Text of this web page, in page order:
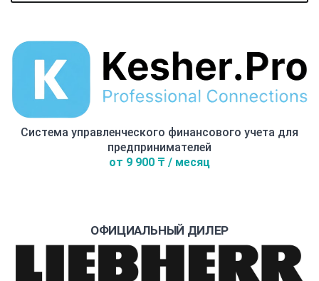
Система управленческого финансового учета для
предпринимателей
от 9 900 ₸ / месяц
ОФИЦИАЛЬНЫЙ ДИЛЕР